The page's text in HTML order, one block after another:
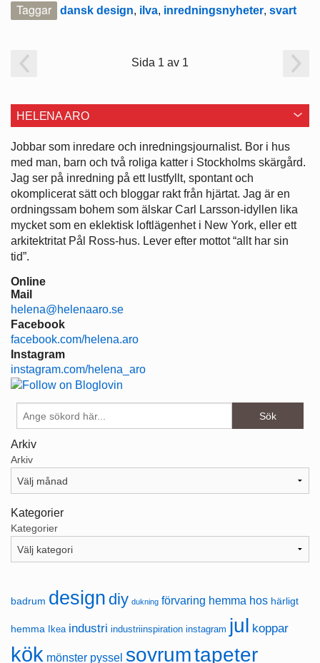
Taggar dansk design, ilva, inredningsnyheter, svart
Sida 1 av 1
HELENA ARO
Jobbar som inredare och ­inredningsjournalist. Bor i hus
med man, barn och två roliga katter i ­Stockholms skärgård.
Jag ser på ­inredning på ett lustfyllt, spontant och
okomplicerat sätt och bloggar rakt från hjärtat. Jag är en
ordningssam bohem som älskar Carl Larsson-idyllen lika
mycket som en eklektisk loftlägenhet i New York, eller ett
arkitektritat Pål Ross-hus. Lever efter mottot “allt har sin
tid”.
Online
Mail
helena@helenaaro.se
Facebook
facebook.com/helena.aro
Instagram
instagram.com/helena_aro
Arkiv
Arkiv
Kategorier
Kategorier
badrum design diy dukning förvaring hemma hos härligt
hemma Ikea industri industriinspiration instagram jul koppar
kök mönster pyssel sovrumtapeter